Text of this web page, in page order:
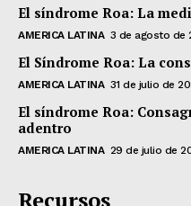
El síndrome Roa: La
AMERICA LATINA 3 de agosto de
El Síndrome Roa: La
AMERICA LATINA 31 de julio de
El síndrome Roa:
adentro
AMERICA LATINA 29 de julio de
Recursos